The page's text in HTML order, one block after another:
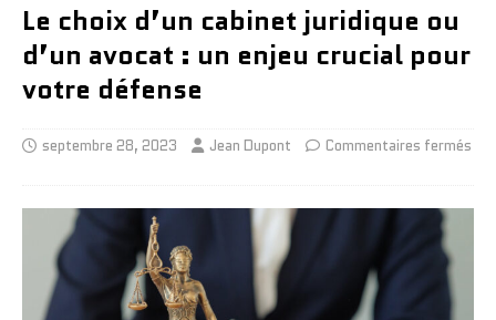
Le choix d’un cabinet juridique ou
d’un avocat : un enjeu crucial pour
votre défense
septembre 28, 2023 Jean Dupont Commentaires fermés